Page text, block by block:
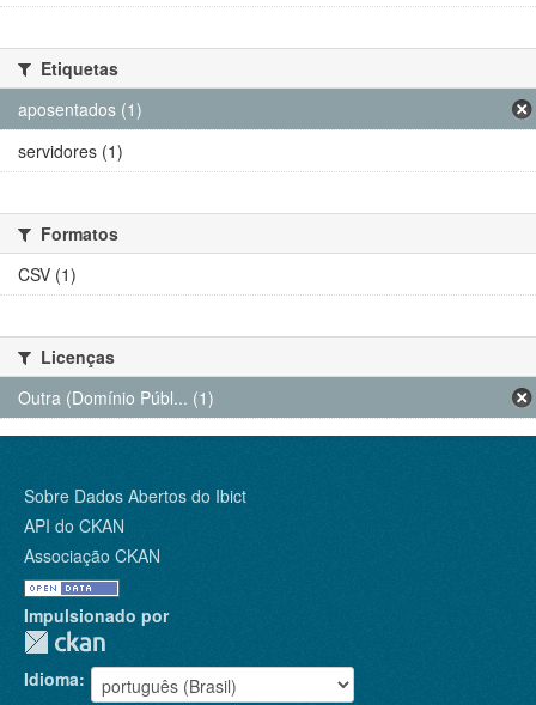
Etiquetas
aposentados (1)
servidores (1)
Formatos
CSV (1)
Licenças
Outra (Domínio Públ... (1)
Sobre Dados Abertos do Ibict
API do CKAN
Associação CKAN
Impulsionado por
Idioma